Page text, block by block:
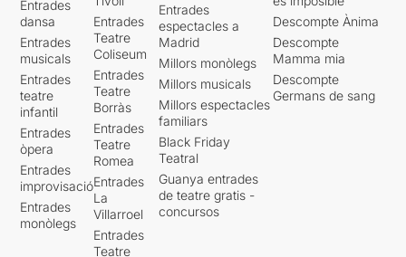
Entrades
dansa
Entrades
musicals
Entrades
teatre
infantil
Entrades
òpera
Entrades
improvisació
Entrades
monòlegs
Entrades
Teatre
Coliseum
Entrades
Teatre
Borràs
Entrades
Teatre
Romea
Entrades
La
Villarroel
Entrades
Teatre
Entrades
espectacles a
Madrid
Millors monòlegs
Millors musicals
Millors espectacles
familiars
Black Friday
Teatral
Guanya entrades
de teatre gratis -
concursos
Descompte Ànima
Descompte
Mamma mia
Descompte
Germans de sang